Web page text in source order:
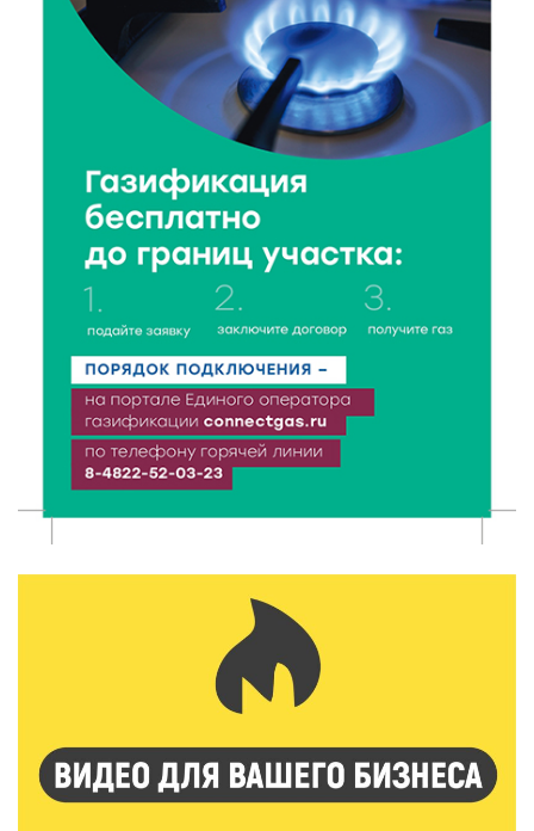
региона
10 Авг 2026 18:02 211
В детской поликлинике Бежецкой ЦРБ обновили
противопожарную систему
10 Авг 2026 17:32 198
Больше отдыха: в 2027 году в России планируется
семь сокращенных рабочих недель
10 Авг 2026 17:02 250
Лесной надзор в Тверской области: итоги первого
полугодия 2026 года
10 Авг 2026 16:32 275
рекорд по поеданию мяса
163
Королев дал фору стройкам и поручил ускорить
От Твери до мирового пьедестала: успех Алины
Судариковой и Карины Карасевой в ОАЭ